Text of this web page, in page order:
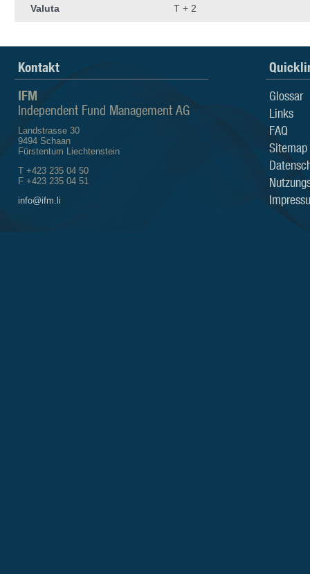
Valuta T + 2
Kontakt
IFM
Independent Fund Management AG
Landstrasse 30
9494 Schaan
Fürstentum Liechtenstein
T +423 235 04 50
F +423 235 04 51
info@ifm.li
Glossar
Links
FAQ
Sitemap